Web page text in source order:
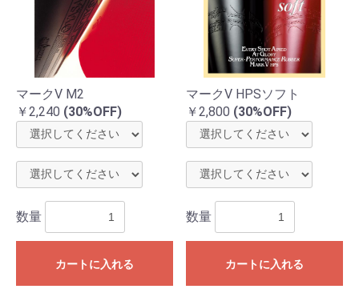
マークV M2
￥2,240 (30%OFF)
数量
カートに入れる
マークV HPSソフト
￥2,800 (30%OFF)
数量
カートに入れる